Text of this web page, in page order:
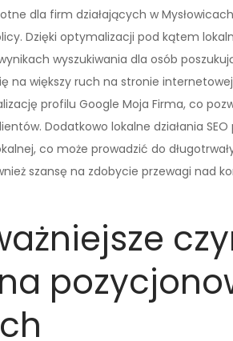
dla firm działających w
Dzięki optymalizacji pod kątem
wyszukiwania dla osób
na większy ruch na stronie
profilu Google Moja Firma, co
Dodatkowo lokalne działania
co może prowadzić do
szansę na zdobycie przewagi nad